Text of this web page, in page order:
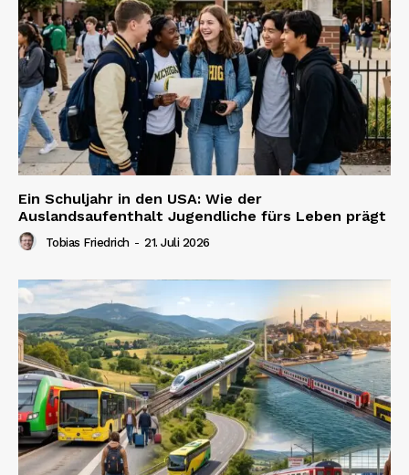
Ein Schuljahr in den USA: Wie der
Auslandsaufenthalt Jugendliche fürs Leben prägt
Tobias Friedrich - 21. Juli 2026